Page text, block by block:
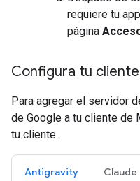
requiere tu
página
Configura tu
Para agregar el servidor
de Google a tu cliente de
tu cliente.
Antigravity Claude